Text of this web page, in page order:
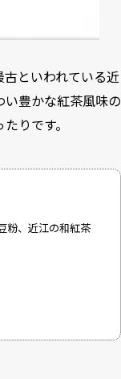
といわれている近
豊かな紅茶風味の
りです。
粉、近江の和紅茶